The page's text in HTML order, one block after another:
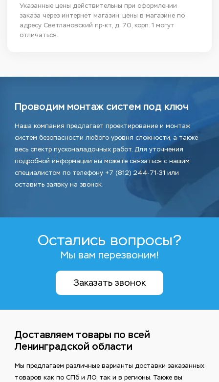
Указанные цены действительны при оформлении
заказа через интернет магазин, цены в магазине по
адресу Светлановский пр-кт, д. 70, корп. 1 могут
отличаться.
Проводим монтаж систем под ключ
Наша компания предлагает проектирование и монтаж
систем безопасности любого уровня сложности, а также
весь спектр пусконаладочных работ. Для уточнения
подробной информации вы можете связаться с нашим
специалистом по телефону +7 (812) 244-71-31 или
оставить заявку на звонок.
Остались вопросы?
Мы вам перезвоним!
Заказать звонок
Доставляем товары по всей
Ленинградской области
Мы предлагаем различные варианты доставки заказанных
товаров как по СПб и ЛО, так и в регионы. Также вы